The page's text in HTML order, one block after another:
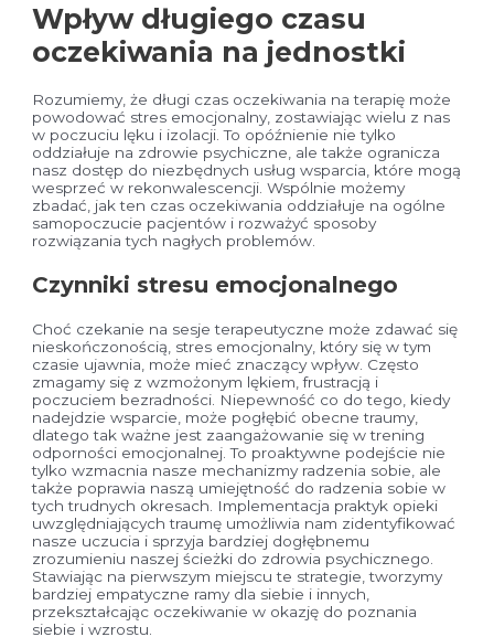
Wpływ długiego czasu
oczekiwania na jednostki
Rozumiemy, że długi czas oczekiwania na terapię może
powodować stres emocjonalny, zostawiając wielu z nas
w poczuciu lęku i izolacji. To opóźnienie nie tylko
oddziałuje na zdrowie psychiczne, ale także ogranicza
nasz dostęp do niezbędnych usług wsparcia, które mogą
wesprzeć w rekonwalescencji. Wspólnie możemy
zbadać, jak ten czas oczekiwania oddziałuje na ogólne
samopoczucie pacjentów i rozważyć sposoby
rozwiązania tych nagłych problemów.
Czynniki stresu emocjonalnego
Choć czekanie na sesje terapeutyczne może zdawać się
nieskończonością, stres emocjonalny, który się w tym
czasie ujawnia, może mieć znaczący wpływ. Często
zmagamy się z wzmożonym lękiem, frustracją i
poczuciem bezradności. Niepewność co do tego, kiedy
nadejdzie wsparcie, może pogłębić obecne traumy,
dlatego tak ważne jest zaangażowanie się w trening
odporności emocjonalnej. To proaktywne podejście nie
tylko wzmacnia nasze mechanizmy radzenia sobie, ale
także poprawia naszą umiejętność do radzenia sobie w
tych trudnych okresach. Implementacja praktyk opieki
uwzględniających traumę umożliwia nam zidentyfikować
nasze uczucia i sprzyja bardziej dogłębnemu
zrozumieniu naszej ścieżki do zdrowia psychicznego.
Stawiając na pierwszym miejscu te strategie, tworzymy
bardziej empatyczne ramy dla siebie i innych,
przekształcając oczekiwanie w okazję do poznania
siebie i wzrostu.